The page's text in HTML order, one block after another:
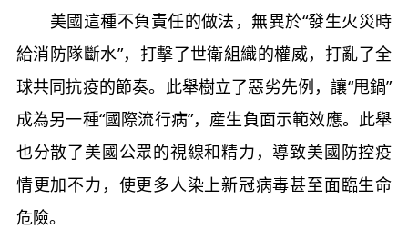
美國這種不負責任的做法，無異於“發生火災時
給消防隊斷水”，打擊了世衛組織的權威，打亂了全
球共同抗疫的節奏。此舉樹立了惡劣先例，讓“甩鍋”
成為另一種“國際流行病”，産生負面示範效應。此舉
也分散了美國公眾的視線和精力，導致美國防控疫
情更加不力，使更多人染上新冠病毒甚至面臨生命
危險。